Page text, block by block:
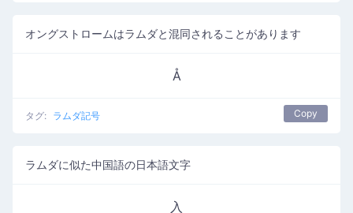
オングストロームはラムダと混同されることがあります
Å
タグ: ラムダ記号 Copy
ラムダに似た中国語の日本語文字
入